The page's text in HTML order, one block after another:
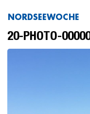
NORDSEEWOCHE
Photo-2018-05-
20-PHOTO-